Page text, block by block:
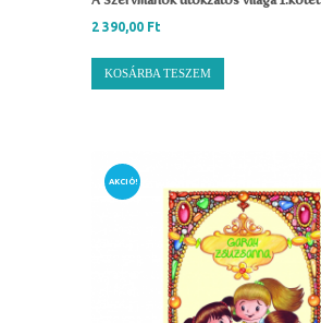
2 390,00 Ft
KOSÁRBA TESZEM
AKCIÓ!